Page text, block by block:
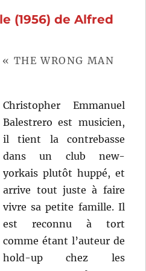
(1956) de Alfred
THE WRONG MAN
Christopher Emmanuel
Balestrero est musicien,
il tient la contrebasse
dans un club new-
yorkais plutôt huppé, et
arrive tout juste à faire
vivre sa petite famille. Il
est reconnu à tort
comme étant l’auteur de
hold-up chez les